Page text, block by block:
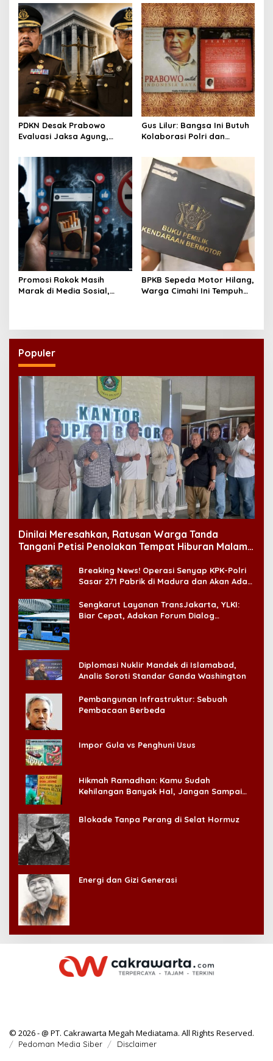
Perluas Akses Bantuan
Hukum
Pol Muhammad Irhamni:
Jadi Referensi Memperkuat
Strategi Penindakan
PDKN Desak Prabowo
Evaluasi Jaksa Agung,
Agung sebagai Pengganti
Gus Lilur: Bangsa Ini Butuh
Kolaborasi Polri dan
Kekuatan
Promosi Rokok Masih
Marak di Media Sosial,
BPKB Sepeda Motor Hilang,
Warga Cimahi Ini Tempuh
Populer
Dinilai Meresahkan, Ratusan Warga Tanda
Tangani Petisi Penolakan Tempat Hiburan Malam
Breaking News! Operasi Senyap KPK-Polri
Sasar 271 Pabrik di Madura dan Akan Ada
Sengkarut Layanan TransJakarta, YLKI:
Biar Cepat, Adakan Forum Dialog
Diplomasi Nuklir Mandek di Islamabad,
Analis Soroti Standar Ganda Washington
Pembangunan Infrastruktur: Sebuah
Pembacaan Berbeda
Impor Gula vs Penghuni Usus
Hikmah Ramadhan: Kamu Sudah
Kehilangan Banyak Hal, Jangan Sampai
Blokade Tanpa Perang di Selat Hormuz
Energi dan Gizi Generasi
© 2026 - @ PT. Cakrawarta Megah Mediatama. All Rights Reserved.
Pedoman Media Siber Disclaimer